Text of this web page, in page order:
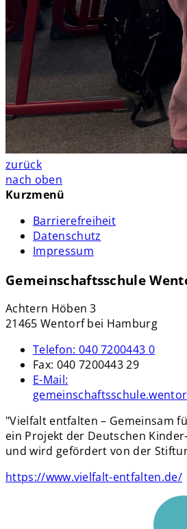
zurück
nach oben
Kurzmenü
Barrierefreiheit
Datenschutz
Impressum
Gemeinschaftsschule
Achtern Höben 3
21465 Wentorf bei Hamburg
Telefon: 040 7200443 0
Fax: 040 7200443 29
E-Mail:
"Vielfalt entfalten – Gemeinsam
ein Projekt der Deutschen
und wird gefördert von der
https://www.vielfalt-entfalten.de/